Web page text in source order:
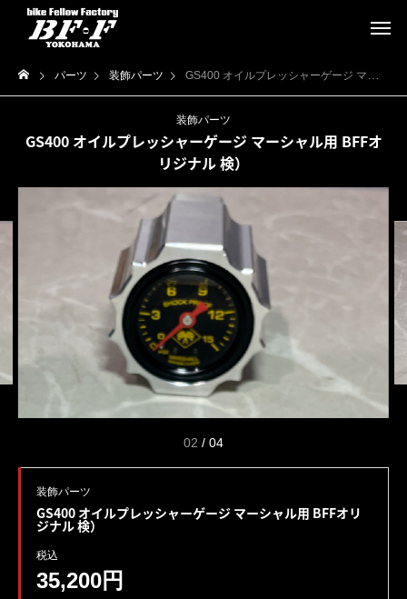
パーツ 装飾パーツ GS400 オイルプレッシャーゲージ マーシャル用 BFFオリジナル 検）
装飾パーツ
GS400 オイルプレッシャーゲージ マーシャル用 BFFオ
リジナル 検）
02 / 04
装飾パーツ
GS400 オイルプレッシャーゲージ マーシャル用 BFFオリ
ジナル 検）
税込
35,200円